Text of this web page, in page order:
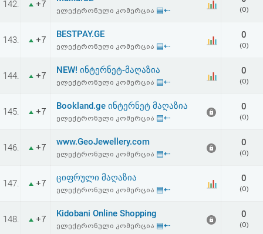
პასუხი
ავტორიზაცია
რეგისტრაცია
პაროლის
აღდგენა
HTML
შეთანხმება
142. +7
ელექტრონული კომერცია ▤⇠ (0)
143. +7
BESTPAY.GE
ელექტრონული კომერცია ▤⇠
0
(0)
144. +7
NEW! ინტერნეტ-მაღაზია
ელექტრონული კომერცია ▤⇠
0
(0)
145. +7
Bookland.ge ინტერნეტ მაღაზია
ელექტრონული კომერცია ▤⇠
0
(0)
146. +7
www.GeoJewellery.com
ელექტრონული კომერცია ▤⇠
0
(0)
147. +7
ციფრული მაღაზია
ელექტრონული კომერცია ▤⇠
0
(0)
148. +7
Kidobani Online Shopping
ელექტრონული კომერცია ▤⇠
0
(0)